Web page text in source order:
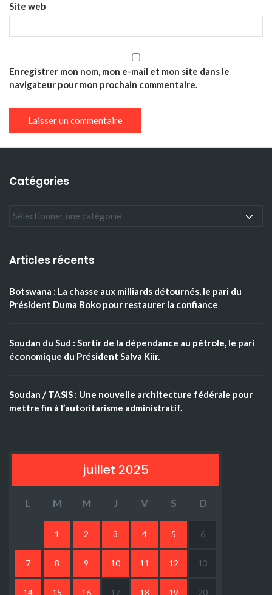
Site web
Enregistrer mon nom, mon e-mail et mon site dans le
navigateur pour mon prochain commentaire.
Catégories
Articles récents
Botswana : La chasse aux milliards détournés, le pari du
Président Duma Boko pour restaurer la confiance
Soudan du Sud : Sortir de la dépendance au pétrole, le pari
économique du Président Salva Kiir.
Soudan / TASIS : Une nouvelle architecture fédérale pour
mettre fin à l’autoritarisme administratif.
juillet 2025
L M M J V S D
1 2 3 4 5 6
7 8 9 10 11 12 13
14 15 16 17 18 19 20